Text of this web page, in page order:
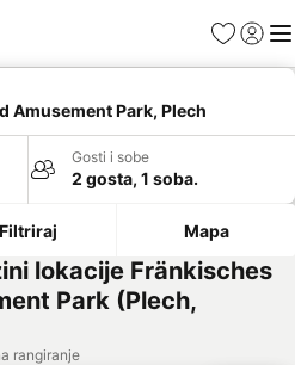
FavoritiPrijavi
Amusement Park, Plech
Gosti i sobe
2 gosta, 1 soba.
Filtriraj Mapa
lokacije Fränkisches
Park (Plech,
rangiranje